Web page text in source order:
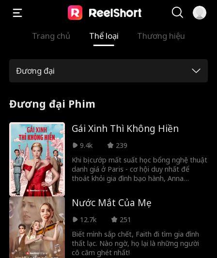
Trang chủ Thể loại Thương hiệu
Đương đại
Đương đại Phim
Gái Xinh Thì Không Hiền
9.4k
239
Khi bị cướp mất suất học bổng nghệ thuật
danh giá ở Paris - cơ hội duy nhất để
thoát khỏi gia đình bạo hành, Anna
hào nhoáng. Cô tiếp cận thiếu gia Preston
Kingsley để giành lại ước mơ. Nhưng rắc
rối ập đến khi cô lỡ yêu bạn thân của
Preston là Brooks Whitmore. Anh là thiếu
gia giới thượng lưu Upper East Side và
cũng là mối đe dọa lớn nhất có thể lật tẩy
thân phận của Anna. Liệu bí mật này sẽ
Nước Mắt Của Mẹ
12.7k
251
Biết mình sắp chết, Faith đi tìm gia đình
thất lạc. Nào ngờ, họ lại là những người
cô căm ghét nhất!